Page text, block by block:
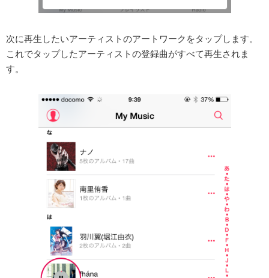
次に再生したいアーティストのアートワークをタップします。
これでタップしたアーティストの登録曲がすべて再生されま
す。